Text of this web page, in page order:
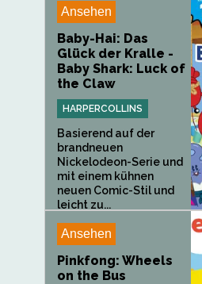
Ansehen
Baby-Hai: Das
Glück der Kralle -
Baby Shark: Luck of
the Claw
HARPERCOLLINS
Basierend auf der
brandneuen
Nickelodeon-Serie und
mit einem kühnen
neuen Comic-Stil und
leicht zu...
Ansehen
Pinkfong: Wheels
on the Bus